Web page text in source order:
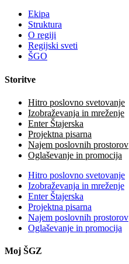
Ekipa
Struktura
O regiji
Regijski sveti
ŠGO
Storitve
Hitro poslovno svetovanje
Izobraževanja in mreženje
Enter Štajerska
Projektna pisarna
Najem poslovnih prostorov
Oglaševanje in promocija
Hitro poslovno svetovanje
Izobraževanja in mreženje
Enter Štajerska
Projektna pisarna
Najem poslovnih prostorov
Oglaševanje in promocija
Moj ŠGZ